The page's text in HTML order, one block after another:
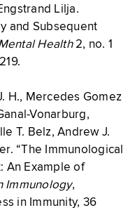
Lilja.
and Subsequent
Health2, no. 1
H., Mercedes Gomez
Vonarburg,
T. Belz, Andrew J.
“The Immunological
An Example of
Immunology,
in Immunity, 36